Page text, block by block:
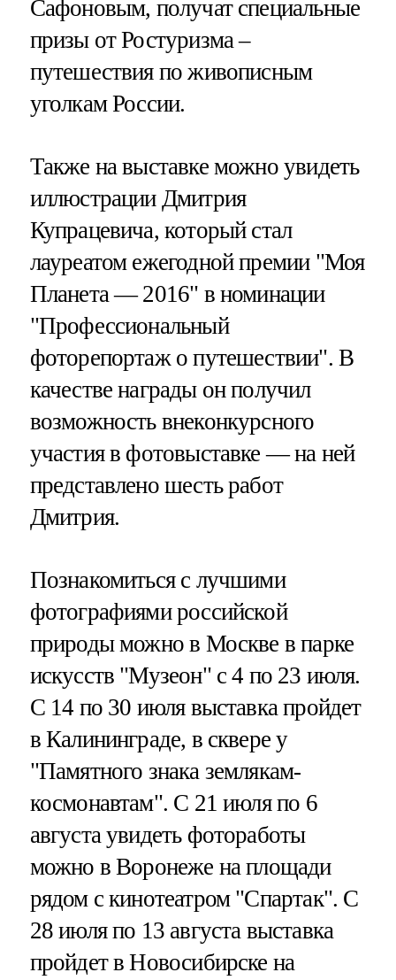
Сафоновым, получат специальные
призы от Ростуризма –
путешествия по живописным
уголкам России.
Также на выставке можно увидеть
иллюстрации Дмитрия
Купрацевича, который стал
лауреатом ежегодной премии "Моя
Планета — 2016" в номинации
"Профессиональный
фоторепортаж о путешествии". В
качестве награды он получил
возможность внеконкурсного
участия в фотовыставке — на ней
представлено шесть работ
Дмитрия.
Познакомиться с лучшими
фотографиями российской
природы можно в Москве в парке
искусств "Музеон" с 4 по 23 июля.
С 14 по 30 июля выставка пройдет
в Калининграде, в сквере у
"Памятного знака землякам-
космонавтам". С 21 июля по 6
августа увидеть фотоработы
можно в Воронеже на площади
рядом с кинотеатром "Спартак". С
28 июля по 13 августа выставка
пройдет в Новосибирске на